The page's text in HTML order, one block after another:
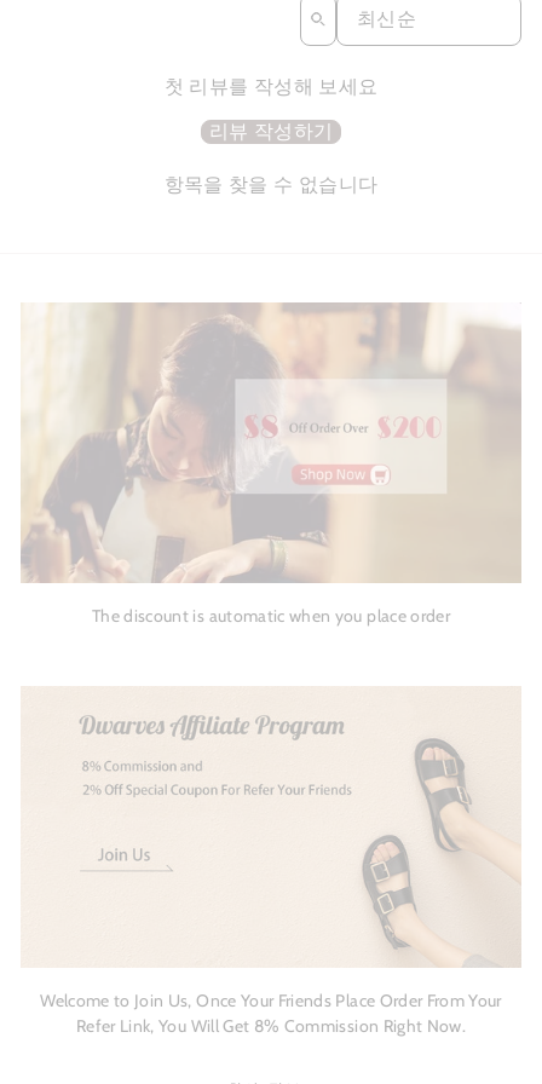
첫 리뷰를 작성해 보세요
리뷰 작성하기
항목을 찾을 수 없습니다
The discount is automatic when you place order
Welcome to Join Us, Once Your Friends Place Order From Your
Refer Link, You Will Get 8% Commission Right Now.